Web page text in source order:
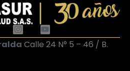
Calle 24 N° 5 – 46 / B.